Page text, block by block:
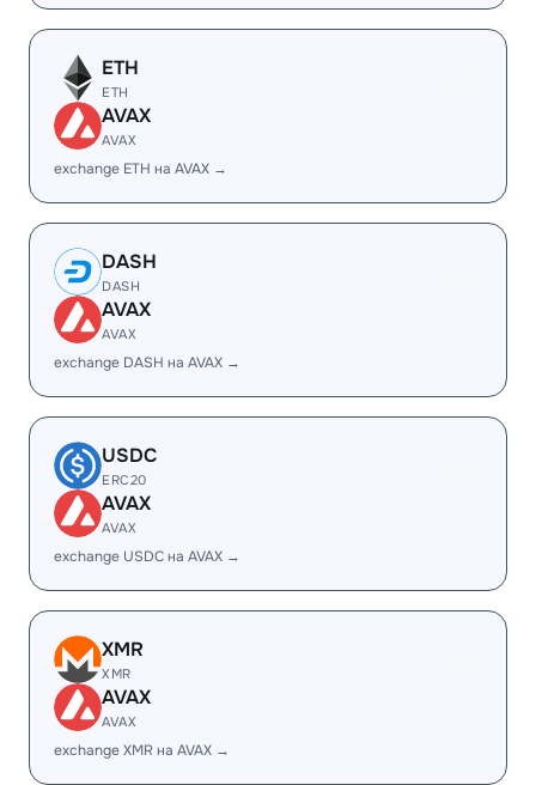
ETH
ETH
AVAX
AVAX
exchange ETH на AVAX →
DASH
DASH
AVAX
AVAX
exchange DASH на AVAX →
USDC
ERC20
AVAX
AVAX
exchange USDC на AVAX →
XMR
XMR
AVAX
AVAX
exchange XMR на AVAX →